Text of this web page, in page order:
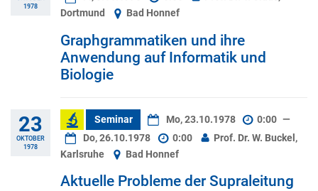
1978
Dortmund
Bad Honnef
Graphgrammatiken und ihre
Anwendung auf Informatik und
Biologie
23
OKTOBER
1978
Seminar Mo, 23.10.1978 0:00 —
Do, 26.10.1978
0:00
Prof. Dr. W. Buckel,
Karlsruhe
Bad Honnef
Aktuelle Probleme der Supraleitung